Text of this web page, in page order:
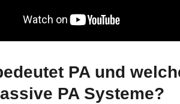
PA und
PA Systeme?